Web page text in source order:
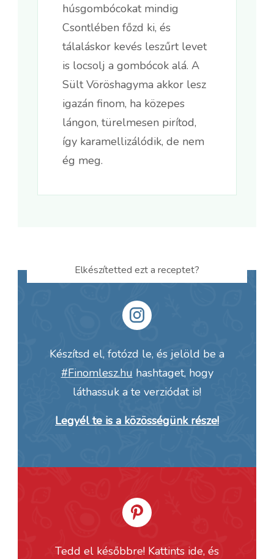
húsgombócokat mindig
Csontlében főzd ki, és
tálaláskor kevés leszűrt levet
is locsolj a gombócok alá. A
Sült Vöröshagyma akkor lesz
igazán finom, ha közepes
lángon, türelmesen pirítod,
így karamellizálódik, de nem
ég meg.
Elkészítetted ezt a receptet?
Készítsd el, fotózd le, és jelöld be a
#Finomlesz.hu hashtaget, hogy
láthassuk a te verziódat is!
Legyél te is a közösségünk része!
Tedd el későbbre! Kattints ide, és